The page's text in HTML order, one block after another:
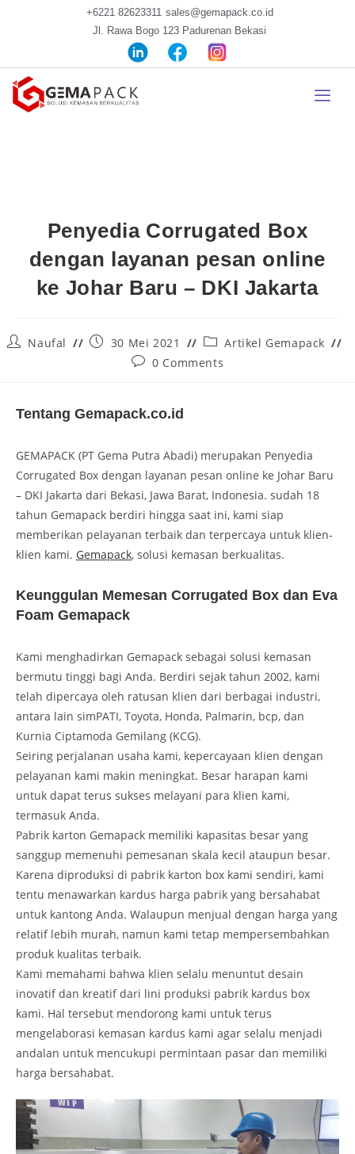
+6221 82623311 sales@gemapack.co.id
Jl. Rawa Bogo 123 Padurenan Bekasi
Penyedia Corrugated Box
dengan layanan pesan online
ke Johar Baru – DKI Jakarta
Naufal 30 Mei 2021
Artikel Gemapack
0 Comments
Tentang Gemapack.co.id
GEMAPACK (PT Gema Putra Abadi) merupakan Penyedia
Corrugated Box dengan layanan pesan online ke Johar Baru
– DKI Jakarta dari Bekasi, Jawa Barat, Indonesia. sudah 18
tahun Gemapack berdiri hingga saat ini, kami siap
memberikan pelayanan terbaik dan terpercaya untuk klien-
klien kami. Gemapack, solusi kemasan berkualitas.
Keunggulan Memesan Corrugated Box dan Eva
Foam Gemapack
Kami menghadirkan Gemapack sebagai solusi kemasan
bermutu tinggi bagi Anda. Berdiri sejak tahun 2002, kami
telah dipercaya oleh ratusan klien dari berbagai industri,
antara lain simPATI, Toyota, Honda, Palmarin, bcp, dan
Kurnia Ciptamoda Gemilang (KCG).
Seiring perjalanan usaha kami, kepercayaan klien dengan
pelayanan kami makin meningkat. Besar harapan kami
untuk dapat terus sukses melayani para klien kami,
termasuk Anda.
Pabrik karton Gemapack memiliki kapasitas besar yang
sanggup memenuhi pemesanan skala kecil ataupun besar.
Karena diproduksi di pabrik karton box kami sendiri, kami
tentu menawarkan kardus harga pabrik yang bersahabat
untuk kantong Anda. Walaupun menjual dengan harga yang
relatif lebih murah, namun kami tetap mempersembahkan
produk kualitas terbaik.
Kami memahami bahwa klien selalu menuntut desain
inovatif dan kreatif dari lini produksi pabrik kardus box
kami. Hal tersebut mendorong kami untuk terus
mengelaborasi kemasan kardus kami agar selalu menjadi
andalan untuk mencukupi permintaan pasar dan memiliki
harga bersahabat.